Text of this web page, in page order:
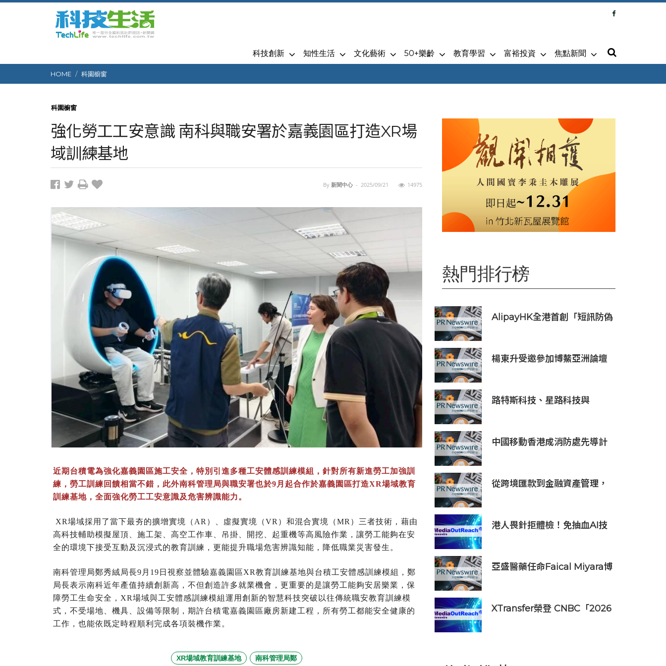
科技創新 知性生活 文化藝術 50+樂齡 教育學習 富裕投資 焦點新聞
HOME 科園櫥窗
科園櫥窗
強化勞工工安意識 南科與職安署於嘉義園區打造XR場
域訓練基地
By 新聞中心 - 2025/09/21 14975
近期台積電為強化嘉義園區施工安全，特別引進多種工安體感訓練模組，針對所有新進勞工加強訓
練，勞工訓練回饋相當不錯，此外南科管理局與職安署也於9月起合作於嘉義園區打造XR場域教育
訓練基地，全面強化勞工工安意識及危害辨識能力。
XR場域採用了當下最夯的擴增實境（AR）、虛擬實境（VR）和混合實境（MR）三者技術，藉由
高科技輔助模擬屋頂、施工架、高空工作車、吊掛、開挖、起重機等高風險作業，讓勞工能夠在安
全的環境下接受互動及沉浸式的教育訓練，更能提升職場危害辨識知能，降低職業災害發生。
南科管理局鄭秀絨局長9月19日視察並體驗嘉義園區XR教育訓練基地與台積工安體感訓練模組，鄭
局長表示南科近年產值持續創新高，不但創造許多就業機會，更重要的是讓勞工能夠安居樂業，保
障勞工生命安全，XR場域與工安體感訓練模組運用創新的智慧科技突破以往傳統職安教育訓練模
式，不受場地、機具、設備等限制，期許台積電嘉義園區廠房新建工程，所有勞工都能安全健康的
工作，也能依既定時程順利完成各項裝機作業。
XR場域教育訓練基地 南科管理局鄭
熱門排行榜
AlipayHK全港首創「短訊防偽
城反詐
楊東升受邀參加博鰲亞洲論壇
路特斯科技、星路科技與
中國移動香港成消防處先導計
從跨境匯款到金融資產管理，
港人畏針拒體檢！免抽血AI技
亞盛醫藥任命Faical Miyara博
XTransfer榮登 CNBC「2026